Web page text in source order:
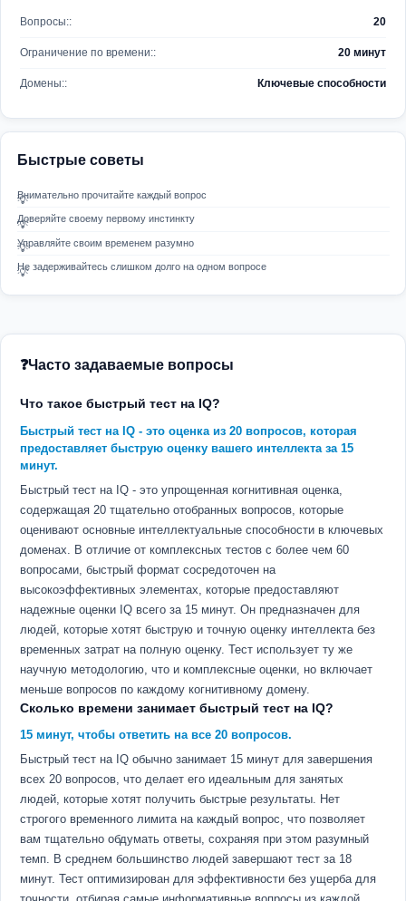
Вопросы:: 20
Ограничение по времени:: 20 минут
Домены:: Ключевые способности
Быстрые советы
Внимательно прочитайте каждый вопрос
Доверяйте своему первому инстинкту
Управляйте своим временем разумно
Не задерживайтесь слишком долго на одном вопросе
Часто задаваемые вопросы
Что такое быстрый тест на IQ?
Быстрый тест на IQ - это оценка из 20 вопросов, которая
предоставляет быструю оценку вашего интеллекта за 15
минут.
Быстрый тест на IQ - это упрощенная когнитивная оценка,
содержащая 20 тщательно отобранных вопросов, которые
оценивают основные интеллектуальные способности в ключевых
доменах. В отличие от комплексных тестов с более чем 60
вопросами, быстрый формат сосредоточен на
высокоэффективных элементах, которые предоставляют
надежные оценки IQ всего за 15 минут. Он предназначен для
людей, которые хотят быструю и точную оценку интеллекта без
временных затрат на полную оценку. Тест использует ту же
научную методологию, что и комплексные оценки, но включает
меньше вопросов по каждому когнитивному домену.
Сколько времени занимает быстрый тест на IQ?
15 минут, чтобы ответить на все 20 вопросов.
Быстрый тест на IQ обычно занимает 15 минут для завершения
всех 20 вопросов, что делает его идеальным для занятых
людей, которые хотят получить быстрые результаты. Нет
строгого временного лимита на каждый вопрос, что позволяет
вам тщательно обдумать ответы, сохраняя при этом разумный
темп. В среднем большинство людей завершают тест за 18
минут. Тест оптимизирован для эффективности без ущерба для